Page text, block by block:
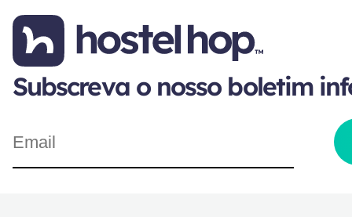
Subscreva o nosso boletim